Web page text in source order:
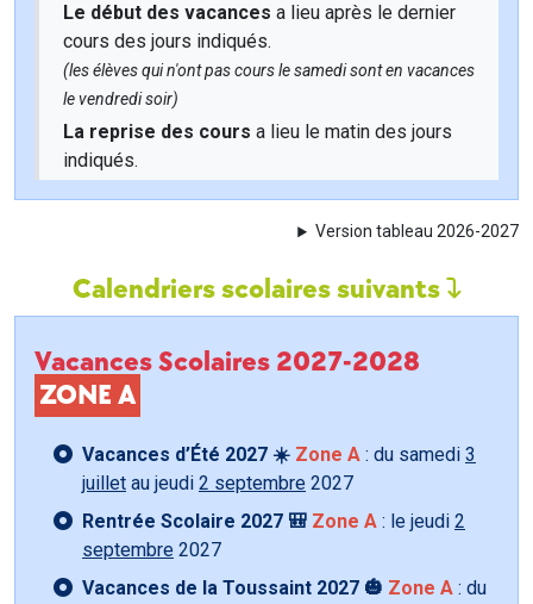
Le début des vacances a lieu après le dernier
cours des jours indiqués.
(les élèves qui n'ont pas cours le samedi sont en vacances
le vendredi soir)
La reprise des cours a lieu le matin des jours
indiqués.
Version tableau 2026-2027
Calendriers scolaires suivants
Vacances Scolaires 2027-2028
ZONE A
Vacances d’Été 2027 ☀️ Zone A : du samedi 3
juillet au jeudi 2 septembre 2027
Rentrée Scolaire 2027 🎒 Zone A : le jeudi 2
septembre 2027
Vacances de la Toussaint 2027 🎃 Zone A : du